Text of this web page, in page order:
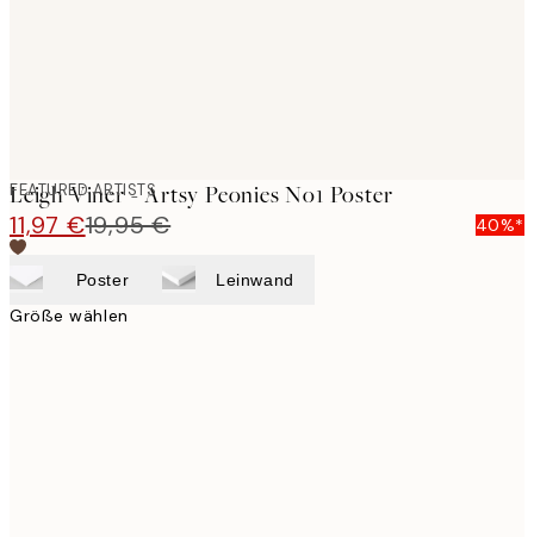
FEATURED ARTISTS
Leigh Viner - Artsy Peonies No1 Poster
11,97 €19,95 € 40%*
Poster Leinwand
Größe wählen